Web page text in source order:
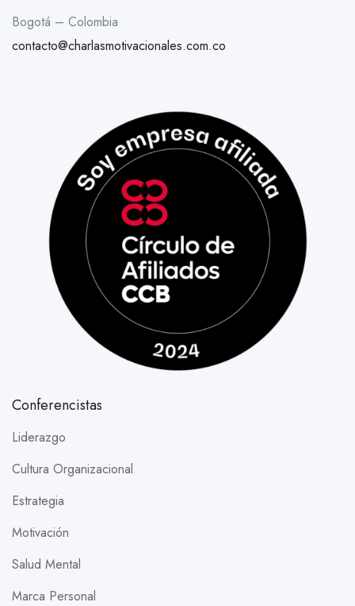
Bogotá – Colombia
contacto@charlasmotivacionales.com.co
Conferencistas
Liderazgo
Cultura Organizacional
Estrategia
Motivación
Salud Mental
Marca Personal